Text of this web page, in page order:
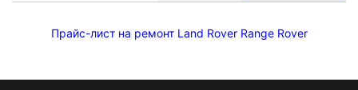
Прайс-лист на ремонт Land Rover Range Rover